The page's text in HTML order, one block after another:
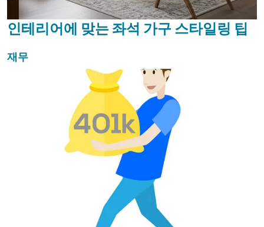
인테리어에 맞는 좌석 가구 스타일링 팁
재무